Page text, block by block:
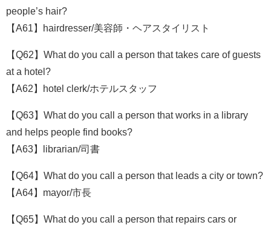
people’s hair?
【A61】hairdresser/美容師・ヘアスタイリスト
【Q62】What do you call a person that takes care of guests
at a hotel?
【A62】hotel clerk/ホテルスタッフ
【Q63】What do you call a person that works in a library
and helps people find books?
【A63】librarian/司書
【Q64】What do you call a person that leads a city or town?
【A64】mayor/市長
【Q65】What do you call a person that repairs cars or